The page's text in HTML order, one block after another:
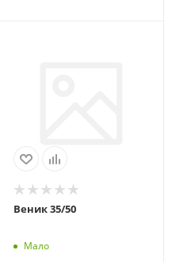
Веник 35/50
Мало